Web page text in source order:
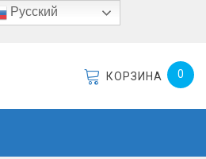
КОРЗИНА 0
Русский